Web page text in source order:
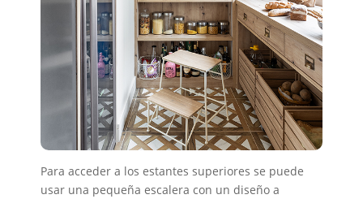
Para acceder a los estantes superiores se puede
usar una pequeña escalera con un diseño a